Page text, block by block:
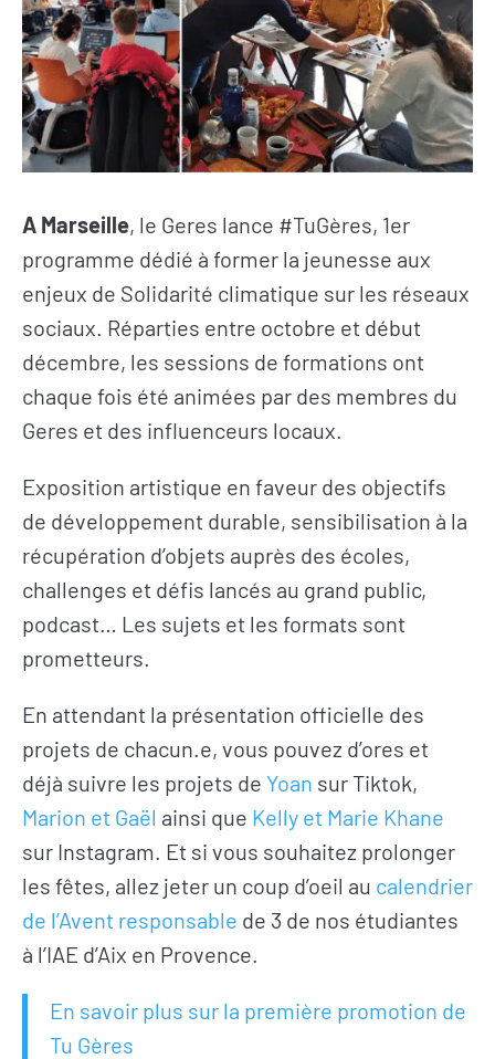
A Marseille, le Geres lance #TuGères, 1er
programme dédié à former la jeunesse aux
enjeux de Solidarité climatique sur les réseaux
sociaux. Réparties entre octobre et début
décembre, les sessions de formations ont
chaque fois été animées par des membres du
Geres et des influenceurs locaux.
Exposition artistique en faveur des objectifs
de développement durable, sensibilisation à la
récupération d’objets auprès des écoles,
challenges et défis lancés au grand public,
podcast… Les sujets et les formats sont
prometteurs.
En attendant la présentation officielle des
projets de chacun.e, vous pouvez d’ores et
déjà suivre les projets de Yoan sur Tiktok,
Marion et Gaël ainsi que Kelly et Marie Khane
sur Instagram. Et si vous souhaitez prolonger
les fêtes, allez jeter un coup d’oeil au calendrier
de l’Avent responsable de 3 de nos étudiantes
à l’IAE d’Aix en Provence.
En savoir plus sur la première promotion de
Tu Gères